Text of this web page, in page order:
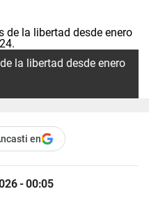
la libertad desde enero
en
- 00:05